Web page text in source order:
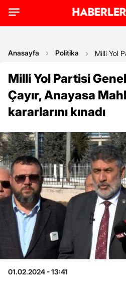
Anasayfa Politika Milli Yol
Milli Yol Partisi
Çayır, Anayasa
kararlarını kınadı
01.02.2024 - 13:41